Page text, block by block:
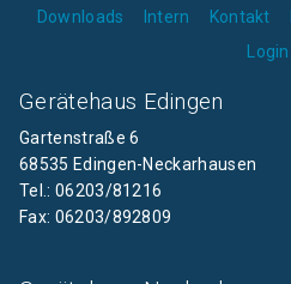
Downloads Intern Kontakt
Login
Gerätehaus Edingen
Gartenstraße 6
68535 Edingen-Neckarhausen
Tel.: 06203/81216
Fax: 06203/892809